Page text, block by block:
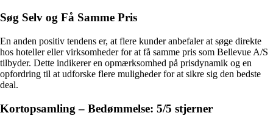
Søg Selv og Få Samme Pris
En anden positiv tendens er, at flere kunder anbefaler at søge direkte
hos hoteller eller virksomheder for at få samme pris som Bellevue A/S
tilbyder. Dette indikerer en opmærksomhed på prisdynamik og en
opfordring til at udforske flere muligheder for at sikre sig den bedste
deal.
Kortopsamling – Bedømmelse: 5/5 stjerner